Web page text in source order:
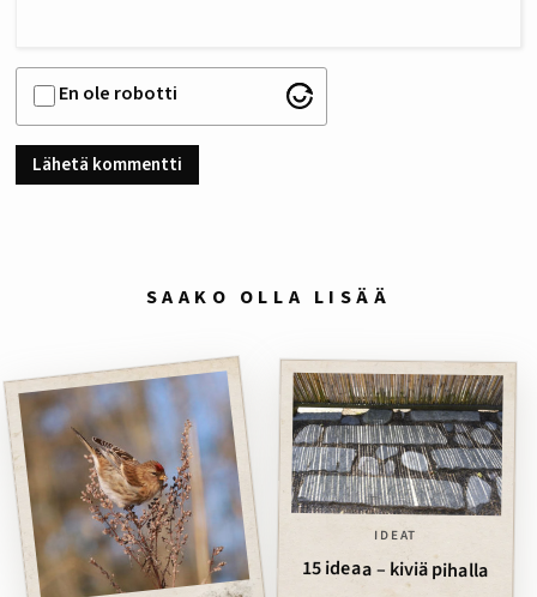
En ole robotti
SAAKO OLLA LISÄÄ
IDEAT
15 ideaa – kiviä pihalla